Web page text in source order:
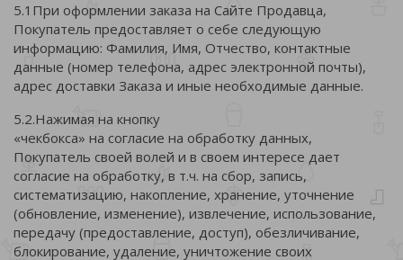
5.1При оформлении заказа на Сайте Продавца,
Покупатель предоставляет о себе следующую
информацию: Фамилия, Имя, Отчество, контактные
данные (номер телефона, адрес электронной почты),
адрес доставки Заказа и иные необходимые данные.
5.2.Нажимая на кнопку
«чекбокса» на согласие на обработку данных,
Покупатель своей волей и в своем интересе дает
согласие на обработку, в т.ч. на сбор, запись,
систематизацию, накопление, хранение, уточнение
(обновление, изменение), извлечение, использование,
передачу (предоставление, доступ), обезличивание,
блокирование, удаление, уничтожение своих